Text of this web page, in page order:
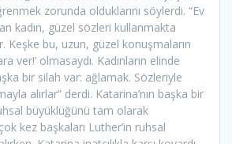
zorunda olduklarını söylerdi. “Ev
kadın, güzel sözleri kullanmakta
Keşke bu, uzun, güzel konuşmaların
ver!’ olmasaydı. Kadınların elinde
bir silah var: ağlamak. Sözleriyle
alırlar” derdi. Katarina’nın başka bir
büyüklüğünü tam olarak
kez başkaları Luther’in ruhsal